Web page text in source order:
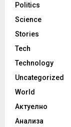
Politics
Science
Stories
Tech
Technology
Uncategorized
World
Актуелно
Анализа